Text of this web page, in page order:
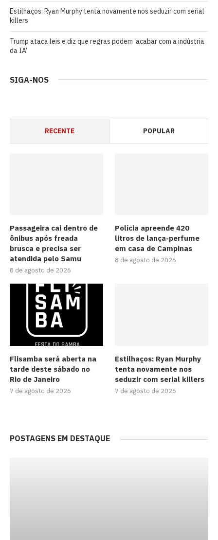
Estilhaços: Ryan Murphy tenta novamente nos seduzir com serial
killers
Trump ataca leis e diz que regras podem ‘acabar com a indústria
da IA’
SIGA-NOS
RECENTE POPULAR
Passageira cai dentro de
ônibus após freada
brusca e precisa ser
atendida pelo Samu
8 de agosto de 2026
Polícia apreende 420
litros de lança-perfume
em casa de Campinas
8 de agosto de 2026
Flisamba será aberta na
tarde deste sábado no
Rio de Janeiro
7 de agosto de 2026
Estilhaços: Ryan Murphy
tenta novamente nos
seduzir com serial killers
7 de agosto de 2026
POSTAGENS EM DESTAQUE